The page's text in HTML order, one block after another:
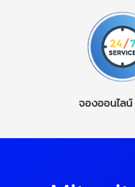
จองออนไลน์